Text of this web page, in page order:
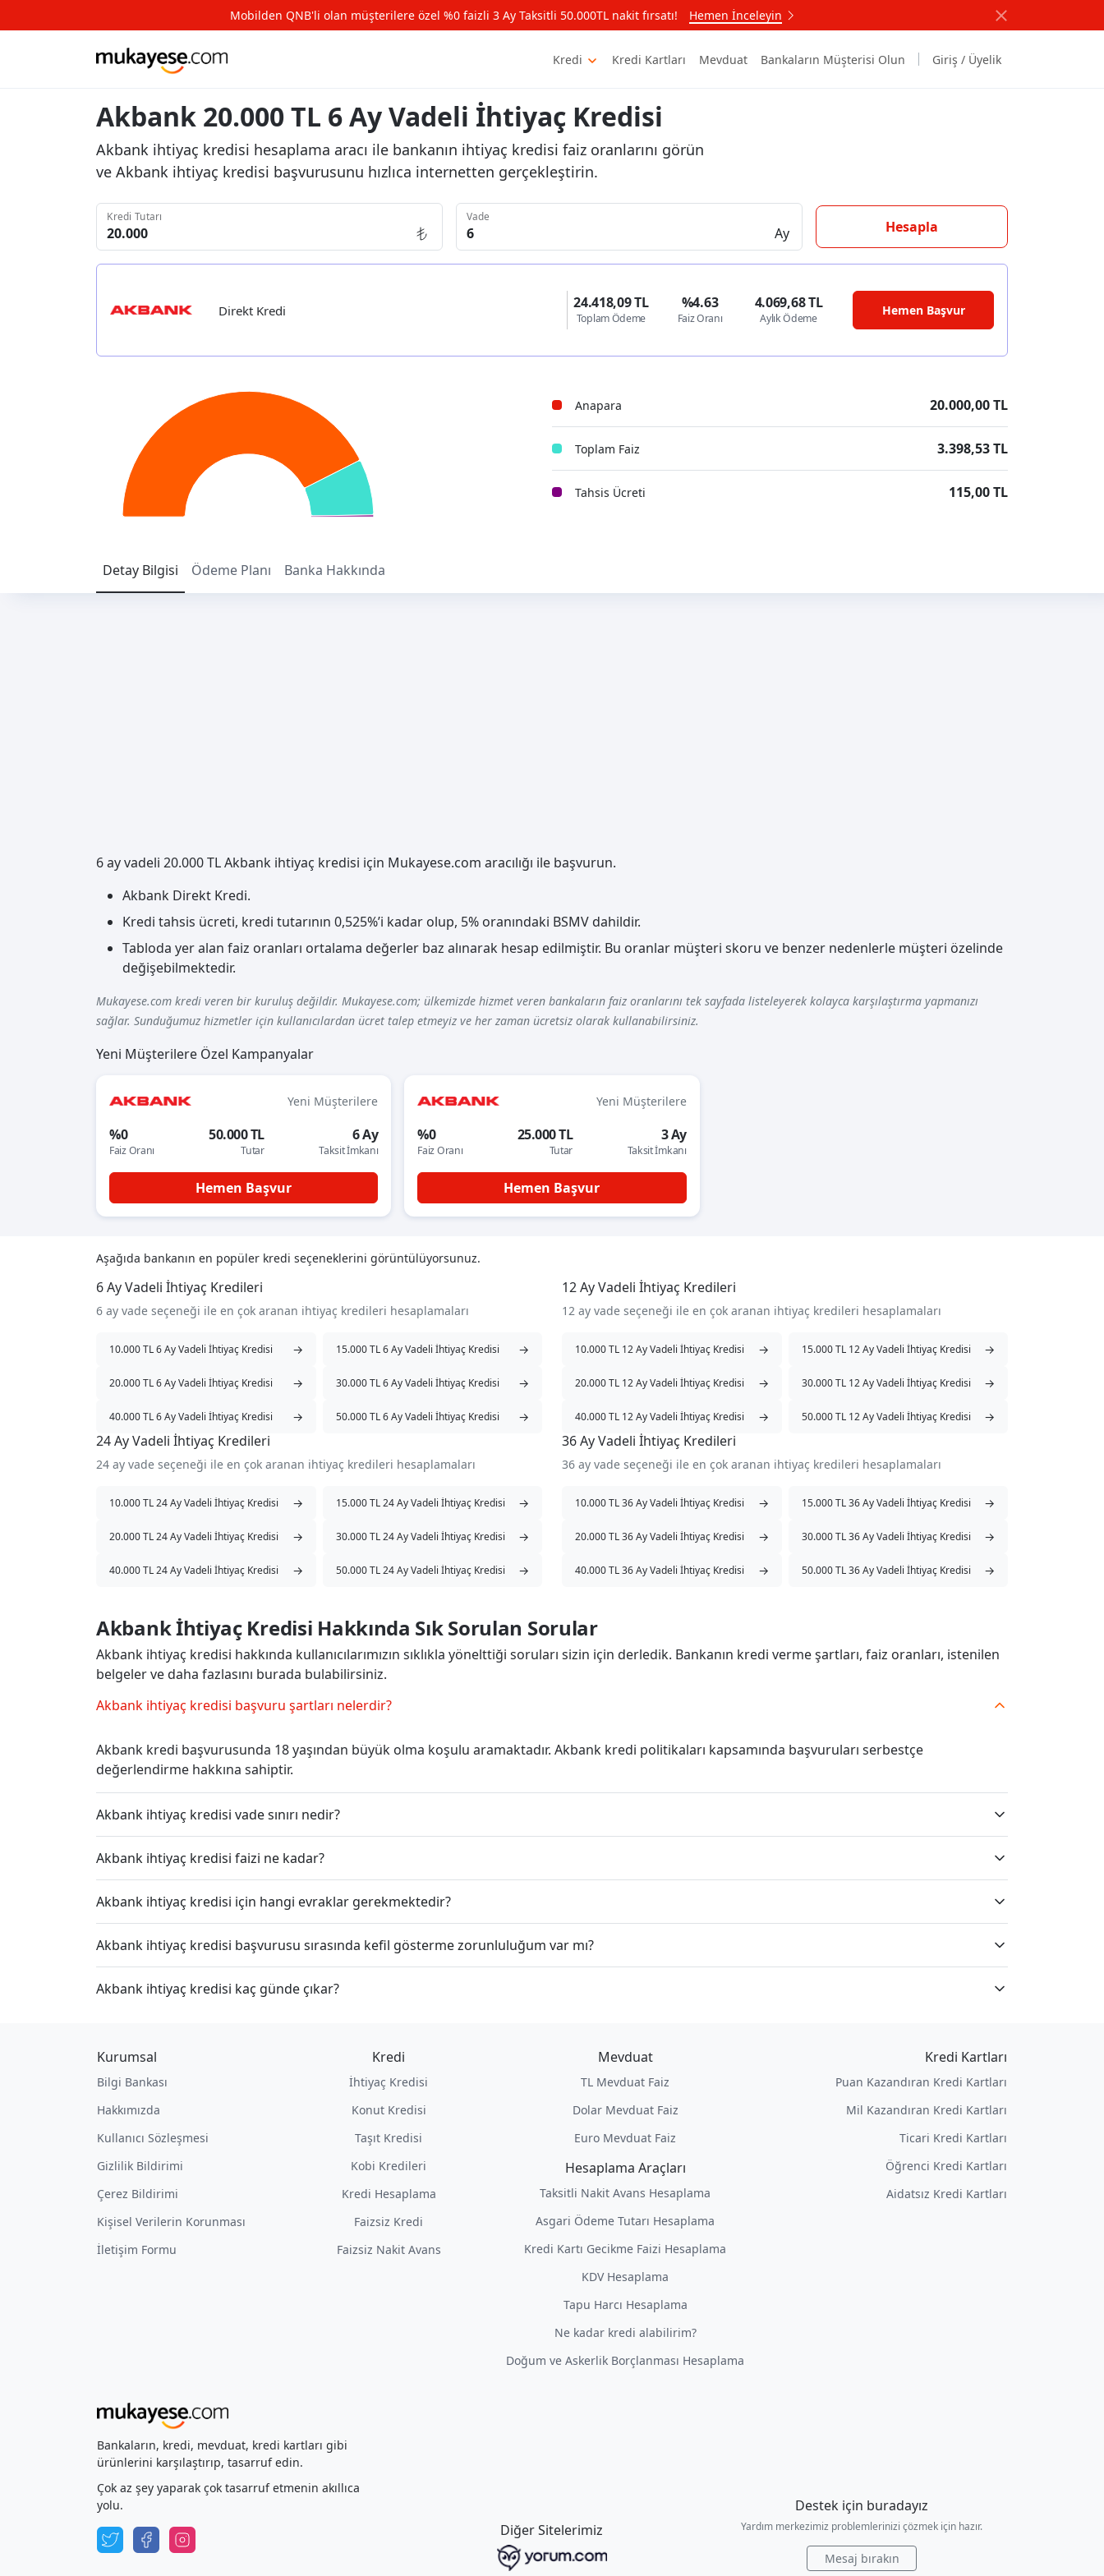
Mobilden QNB'li olan müşterilere özel %0 faizli 3 Ay Taksitli 50.000TL nakit fırsatı! Hemen İnceleyin
Kredi Kredi Kartları Mevduat Bankaların Müşterisi Olun Giriş / Üyelik
Akbank 20.000 TL 6 Ay Vadeli İhtiyaç Kredisi
Akbank ihtiyaç kredisi hesaplama aracı ile bankanın ihtiyaç kredisi faiz oranlarını görün
ve Akbank ihtiyaç kredisi başvurusunu hızlıca internetten gerçekleştirin.
Kredi Tutarı Vade
Ay Hesapla
Direkt Kredi 24.418,09 TL
Toplam Ödeme
%4.63
Faiz Oranı
4.069,68 TL
Aylık Ödeme Hemen Başvur
Anapara 20.000,00 TL
Toplam Faiz 3.398,53 TL
Tahsis Ücreti 115,00 TL
Detay Bilgisi Ödeme Planı Banka Hakkında
6 ay vadeli 20.000 TL Akbank ihtiyaç kredisi için Mukayese.com aracılığı ile başvurun.
Akbank Direkt Kredi.
Kredi tahsis ücreti, kredi tutarının 0,525%’i kadar olup, 5% oranındaki BSMV dahildir.
Tabloda yer alan faiz oranları ortalama değerler baz alınarak hesap edilmiştir. Bu oranlar müşteri skoru ve benzer nedenlerle müşteri özelinde
değişebilmektedir.
Mukayese.com kredi veren bir kuruluş değildir. Mukayese.com; ülkemizde hizmet veren bankaların faiz oranlarını tek sayfada listeleyerek kolayca karşılaştırma yapmanızı
sağlar. Sunduğumuz hizmetler için kullanıcılardan ücret talep etmeyiz ve her zaman ücretsiz olarak kullanabilirsiniz.
Yeni Müşterilere Özel Kampanyalar
Yeni Müşterilere
%0
Faiz Oranı
50.000 TL
Tutar
6 Ay
Taksit İmkanı
Hemen Başvur
Yeni Müşterilere
%0
Faiz Oranı
25.000 TL
Tutar
3 Ay
Taksit İmkanı
Hemen Başvur
Aşağıda bankanın en popüler kredi seçeneklerini görüntülüyorsunuz.
6 Ay Vadeli İhtiyaç Kredileri
6 ay vade seçeneği ile en çok aranan ihtiyaç kredileri hesaplamaları
10.000 TL 6 Ay Vadeli İhtiyaç Kredisi → 15.000 TL 6 Ay Vadeli İhtiyaç Kredisi →
20.000 TL 6 Ay Vadeli İhtiyaç Kredisi → 30.000 TL 6 Ay Vadeli İhtiyaç Kredisi →
40.000 TL 6 Ay Vadeli İhtiyaç Kredisi → 50.000 TL 6 Ay Vadeli İhtiyaç Kredisi →
12 Ay Vadeli İhtiyaç Kredileri
12 ay vade seçeneği ile en çok aranan ihtiyaç kredileri hesaplamaları
10.000 TL 12 Ay Vadeli İhtiyaç Kredisi → 15.000 TL 12 Ay Vadeli İhtiyaç Kredisi →
20.000 TL 12 Ay Vadeli İhtiyaç Kredisi → 30.000 TL 12 Ay Vadeli İhtiyaç Kredisi →
40.000 TL 12 Ay Vadeli İhtiyaç Kredisi → 50.000 TL 12 Ay Vadeli İhtiyaç Kredisi →
24 Ay Vadeli İhtiyaç Kredileri
24 ay vade seçeneği ile en çok aranan ihtiyaç kredileri hesaplamaları
10.000 TL 24 Ay Vadeli İhtiyaç Kredisi → 15.000 TL 24 Ay Vadeli İhtiyaç Kredisi →
20.000 TL 24 Ay Vadeli İhtiyaç Kredisi → 30.000 TL 24 Ay Vadeli İhtiyaç Kredisi →
40.000 TL 24 Ay Vadeli İhtiyaç Kredisi → 50.000 TL 24 Ay Vadeli İhtiyaç Kredisi →
36 Ay Vadeli İhtiyaç Kredileri
36 ay vade seçeneği ile en çok aranan ihtiyaç kredileri hesaplamaları
10.000 TL 36 Ay Vadeli İhtiyaç Kredisi → 15.000 TL 36 Ay Vadeli İhtiyaç Kredisi →
20.000 TL 36 Ay Vadeli İhtiyaç Kredisi → 30.000 TL 36 Ay Vadeli İhtiyaç Kredisi →
40.000 TL 36 Ay Vadeli İhtiyaç Kredisi → 50.000 TL 36 Ay Vadeli İhtiyaç Kredisi →
Akbank İhtiyaç Kredisi Hakkında Sık Sorulan Sorular
Akbank ihtiyaç kredisi hakkında kullanıcılarımızın sıklıkla yönelttiği soruları sizin için derledik. Bankanın kredi verme şartları, faiz oranları, istenilen
belgeler ve daha fazlasını burada bulabilirsiniz.
Akbank ihtiyaç kredisi başvuru şartları nelerdir?
Akbank kredi başvurusunda 18 yaşından büyük olma koşulu aramaktadır. Akbank kredi politikaları kapsamında başvuruları serbestçe
değerlendirme hakkına sahiptir.
Akbank ihtiyaç kredisi vade sınırı nedir?
Akbank ihtiyaç kredisi faizi ne kadar?
Akbank ihtiyaç kredisi için hangi evraklar gerekmektedir?
Akbank ihtiyaç kredisi başvurusu sırasında kefil gösterme zorunluluğum var mı?
Akbank ihtiyaç kredisi kaç günde çıkar?
Kurumsal
Bilgi Bankası
Hakkımızda
Kullanıcı Sözleşmesi
Gizlilik Bildirimi
Çerez Bildirimi
Kişisel Verilerin Korunması
İletişim Formu
Kredi
İhtiyaç Kredisi
Konut Kredisi
Taşıt Kredisi
Kobi Kredileri
Kredi Hesaplama
Faizsiz Kredi
Faizsiz Nakit Avans
Mevduat
TL Mevduat Faiz
Dolar Mevduat Faiz
Euro Mevduat Faiz
Hesaplama Araçları
Taksitli Nakit Avans Hesaplama
Asgari Ödeme Tutarı Hesaplama
Kredi Kartı Gecikme Faizi Hesaplama
KDV Hesaplama
Tapu Harcı Hesaplama
Ne kadar kredi alabilirim?
Doğum ve Askerlik Borçlanması Hesaplama
Kredi Kartları
Puan Kazandıran Kredi Kartları
Mil Kazandıran Kredi Kartları
Ticari Kredi Kartları
Öğrenci Kredi Kartları
Aidatsız Kredi Kartları
Bankaların, kredi, mevduat, kredi kartları gibi
ürünlerini karşılaştırıp, tasarruf edin.
Çok az şey yaparak çok tasarruf etmenin akıllıca
yolu.
Diğer Sitelerimiz
Destek için buradayız
Yardım merkezimiz problemlerinizi çözmek için hazır.
Mesaj bırakın